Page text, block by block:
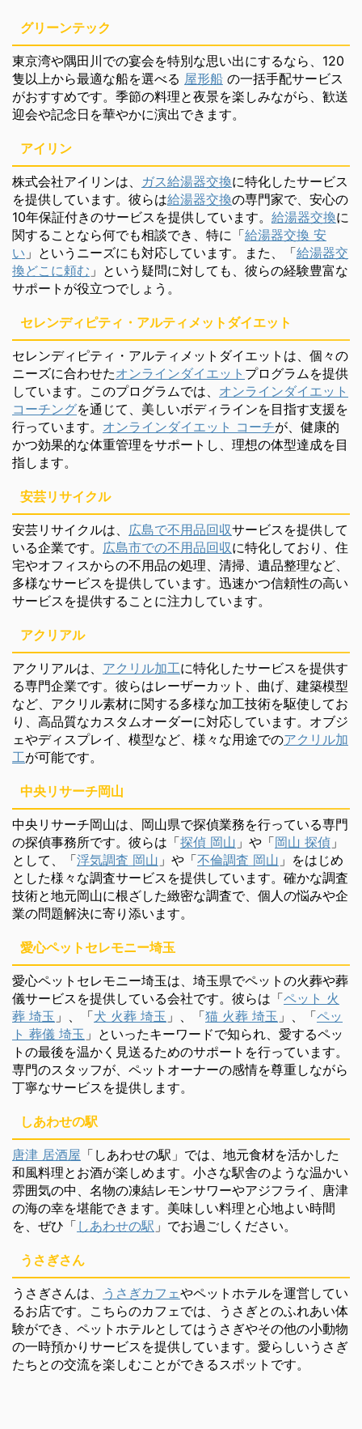
グリーンテック
東京湾や隅田川での宴会を特別な思い出にするなら、120
隻以上から最適な船を選べる 屋形船 の一括手配サービス
がおすすめです。季節の料理と夜景を楽しみながら、歓送
迎会や記念日を華やかに演出できます。
アイリン
株式会社アイリンは、 ガス給湯器交換に特化したサービス
を提供しています。彼らは給湯器交換の専門家で、安心の
10年保証付きのサービスを提供しています。 給湯器交換に
関することなら何でも相談でき、特に「給湯器交換 安
い 」というニーズにも対応しています。また、「給湯器交
換どこに頼む 」という疑問に対しても、彼らの経験豊富な
サポートが役立つでしょう。
セレンディピティ・アルティメットダイエット
セレンディピティ・アルティメットダイエットは、個々の
ニーズに合わせたオンラインダイエット プログラムを提供
しています。このプログラムでは、 オンラインダイエット
コーチングを通じて、美しいボディラインを目指す支援を
行っています。 オンラインダイエット コーチが、健康的
かつ効果的な体重管理をサポートし、理想の体型達成を目
指します。
安芸リサイクル
安芸リサイクルは、 広島で不用品回収サービスを提供して
いる企業です。 広島市での不用品回収に特化しており、住
宅やオフィスからの不用品の処理、清掃、遺品整理など、
多様なサービスを提供しています。迅速かつ信頼性の高い
サービスを提供することに注力しています。
アクリアル
アクリアルは、 アクリル加工に特化したサービスを提供す
る専門企業です。彼らはレーザーカット、曲げ、建築模型
など、アクリル素材に関する多様な加工技術を駆使してお
り、高品質なカスタムオーダーに対応しています。オブジ
ェやディスプレイ、模型など、様々な用途でのアクリル加
工が可能です。
中央リサーチ岡山
中央リサーチ岡山は、岡山県で探偵業務を行っている専門
の探偵事務所です。彼らは「探偵 岡山 」や「岡山 探偵 」
として、「浮気調査 岡山 」や「不倫調査 岡山 」をはじめ
とした様々な調査サービスを提供しています。確かな調査
技術と地元岡山に根ざした緻密な調査で、個人の悩みや企
業の問題解決に寄り添います。
愛心ペットセレモニー埼玉
愛心ペットセレモニー埼玉は、埼玉県でペットの火葬や葬
儀サービスを提供している会社です。彼らは「ペット 火
葬 埼玉 」、「犬 火葬 埼玉 」、「猫 火葬 埼玉 」、「ペッ
ト 葬儀 埼玉 」といったキーワードで知られ、愛するペッ
トの最後を温かく見送るためのサポートを行っています。
専門のスタッフが、ペットオーナーの感情を尊重しながら
丁寧なサービスを提供します。
しあわせの駅
唐津 居酒屋 「しあわせの駅」では、地元食材を活かした
和風料理とお酒が楽しめます。小さな駅舎のような温かい
雰囲気の中、名物の凍結レモンサワーやアジフライ、唐津
の海の幸を堪能できます。美味しい料理と心地よい時間
を、ぜひ「 しあわせの駅 」でお過ごしください。
うさぎさん
うさぎさんは、 うさぎカフェやペットホテルを運営してい
るお店です。こちらのカフェでは、うさぎとのふれあい体
験ができ、ペットホテルとしてはうさぎやその他の小動物
の一時預かりサービスを提供しています。愛らしいうさぎ
たちとの交流を楽しむことができるスポットです。